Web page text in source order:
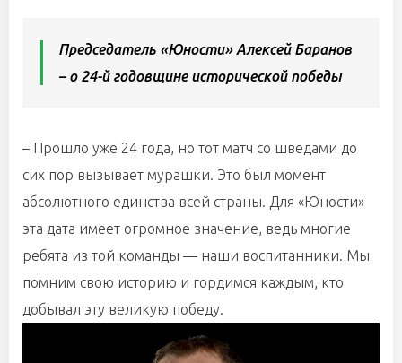
Председатель «Юности» Алексей Баранов
– о 24-й годовщине исторической победы
– Прошло уже 24 года, но тот матч со шведами до
сих пор вызывает мурашки. Это был момент
абсолютного единства всей страны. Для «Юности»
эта дата имеет огромное значение, ведь многие
ребята из той команды — наши воспитанники. Мы
помним свою историю и гордимся каждым, кто
добывал эту великую победу.